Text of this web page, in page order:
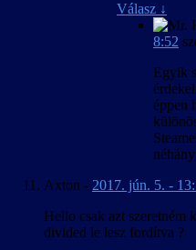
Válasz ↓
8:52
Egyik
éppen
Axton - 2017. jún. 5. -
Hello csak azt szeretném
divided le lesz fordítva ?